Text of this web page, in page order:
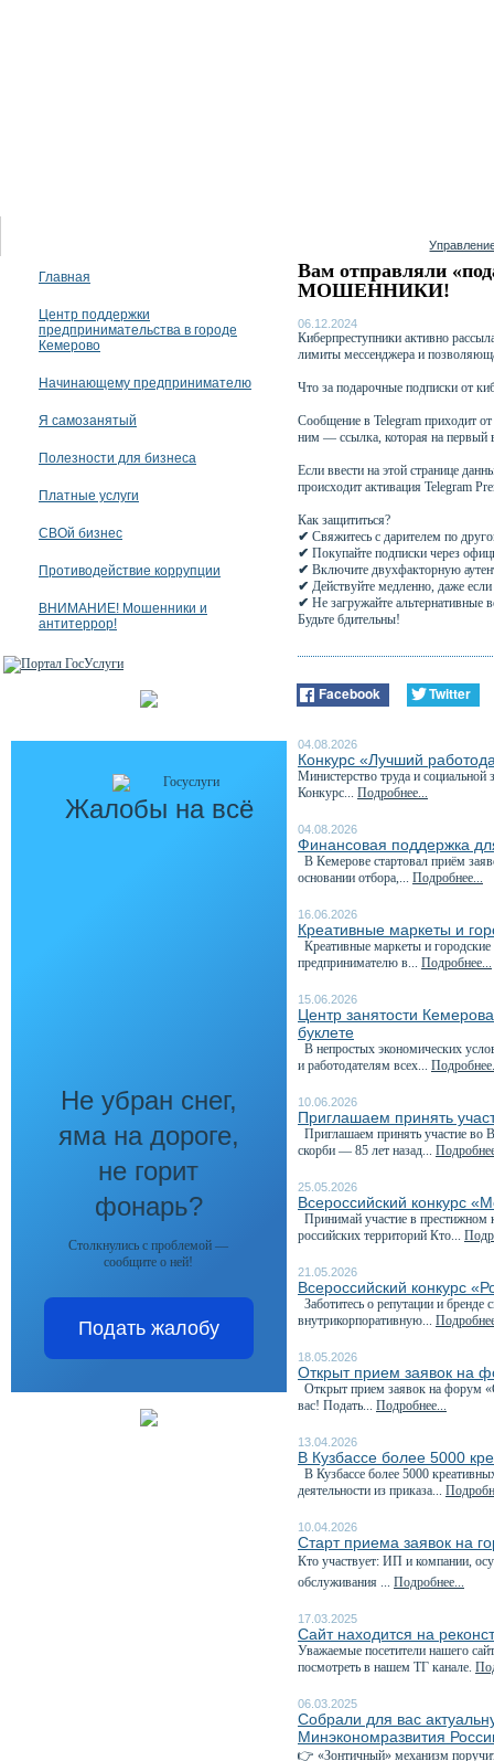
Главная
Центр поддержки
предпринимательства в городе
Кемерово
Начинающему предпринимателю
Я самозанятый
Полезности для бизнеса
Платные услуги
СВОй бизнес
Противодействие коррупции
ВНИМАНИЕ! Мошенники и
антитеррор!
Жалобы на всё
Не убран снег,
яма на дороге,
не горит
фонарь?
Столкнулись с проблемой —
сообщите о ней!
Подать жалобу
Вам отправляли
МОШЕННИКИ!
06.12.2024
Киберпреступники активно
лимиты мессенджера и
Что за подарочные подписки от
Сообщение в Telegram приходит
ним — ссылка, которая на первый
Если ввести на этой странице
происходит активация Telegram
Как защититься?
✔ Свяжитесь с дарителем по
✔ Покупайте подписки через
✔ Включите двухфакторную
✔ Действуйте медленно, даже если
✔ Не загружайте альтернативные
Будьте бдительны!
Facebook Twitter
04.08.2026
Конкурс «Лучший
Министерство труда и социальной
Конкурс... Подробнее...
04.08.2026
Финансовая поддержка
В Кемерове стартовал приём
основании отбора,... Подробнее...
16.06.2026
Креативные маркеты и
Креативные маркеты и
предпринимателю в... Подробнее...
15.06.2026
Центр занятости
буклете
В непростых экономических
и работодателям всех...
10.06.2026
Приглашаем принять
Приглашаем принять участие во
скорби — 85 лет назад...
25.05.2026
Всероссийский конкурс
Принимай участие в престижном
российских территорий Кто...
21.05.2026
Всероссийский конкурс
Заботитесь о репутации и бренде
внутрикорпоративную...
18.05.2026
Открыт прием заявок на
Открыт прием заявок на форум
вас! Подать... Подробнее...
13.04.2026
В Кузбассе более 5000
В Кузбассе более 5000
деятельности из приказа...
10.04.2026
Старт приема заявок на
Кто участвует: ИП и компании,
обслуживания ... Подробнее...
17.03.2025
Сайт находится на
Уважаемые посетители нашего
посмотреть в нашем ТГ канале.
06.03.2025
Собрали для вас
Минэкономразвития
👉 «Зонтичный» механизм